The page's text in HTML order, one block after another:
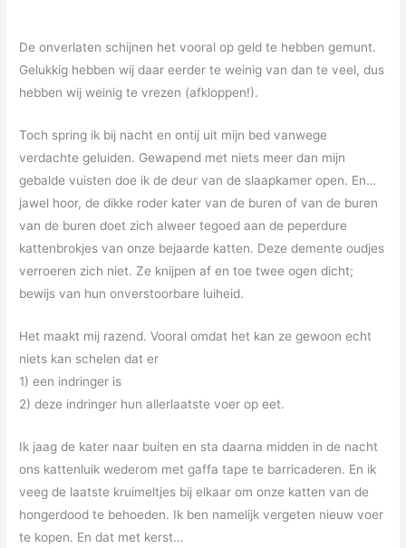
De onverlaten schijnen het vooral op geld te hebben gemunt.
Gelukkig hebben wij daar eerder te weinig van dan te veel, dus
hebben wij weinig te vrezen (afkloppen!).
Toch spring ik bij nacht en ontij uit mijn bed vanwege
verdachte geluiden. Gewapend met niets meer dan mijn
gebalde vuisten doe ik de deur van de slaapkamer open. En…
jawel hoor, de dikke roder kater van de buren of van de buren
van de buren doet zich alweer tegoed aan de peperdure
kattenbrokjes van onze bejaarde katten. Deze demente oudjes
verroeren zich niet. Ze knijpen af en toe twee ogen dicht;
bewijs van hun onverstoorbare luiheid.
Het maakt mij razend. Vooral omdat het kan ze gewoon echt
niets kan schelen dat er
1) een indringer is
2) deze indringer hun allerlaatste voer op eet.
Ik jaag de kater naar buiten en sta daarna midden in de nacht
ons kattenluik wederom met gaffa tape te barricaderen. En ik
veeg de laatste kruimeltjes bij elkaar om onze katten van de
hongerdood te behoeden. Ik ben namelijk vergeten nieuw voer
te kopen. En dat met kerst…